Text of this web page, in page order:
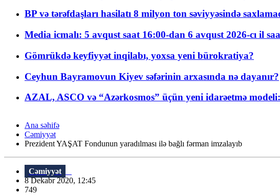
BP və tərəfdaşları hasilatı 8 milyon ton səviyyəsində
Media icmalı: 5 avqust saat 16:00-dan 6 avqust 2026-cı il
Gömrükdə keyfiyyət inqilabı, yoxsa yeni bürokratiya?
Ceyhun Bayramovun Kiyev səfərinin arxasında nə dayanır?
AZAL, ASCO və “Azərkosmos” üçün yeni idarəetmə
Ana səhifə
Cəmiyyət
Prezident YAŞAT Fondunun yaradılması ilə bağlı fərman imzalayıb
Cəmiyyət
8 Dekabr 2020, 12:45
749